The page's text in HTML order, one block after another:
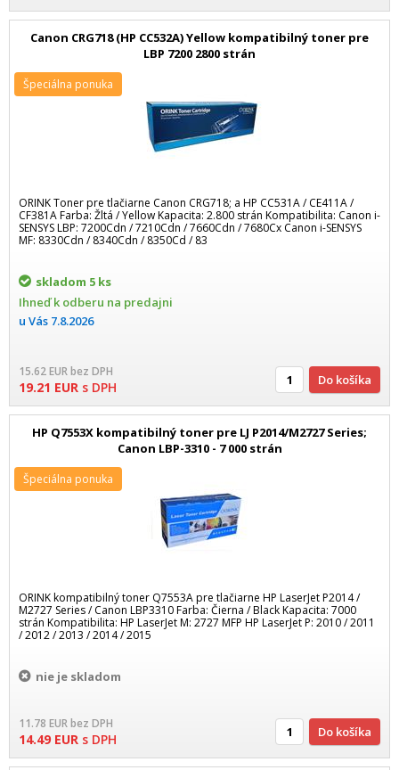
Canon CRG718 (HP CC532A) Yellow kompatibilný toner pre
LBP 7200 2800 strán
ORINK Toner pre tlačiarne Canon CRG718; a HP CC531A / CE411A /
CF381A Farba: Žltá / Yellow Kapacita: 2.800 strán Kompatibilita: Canon i-
SENSYS LBP: 7200Cdn / 7210Cdn / 7660Cdn / 7680Cx Canon i-SENSYS
MF: 8330Cdn / 8340Cdn / 8350Cd / 83
skladom 5 ks
Ihneď k odberu na predajni
u Vás 7.8.2026
15.62EURbez DPH
19.21 EUR s DPH
Špeciálna ponuka
Do košíka
HP Q7553X kompatibilný toner pre LJ P2014/M2727 Series;
Canon LBP-3310 - 7 000 strán
ORINK kompatibilný toner Q7553A pre tlačiarne HP LaserJet P2014 /
M2727 Series / Canon LBP3310 Farba: Čierna / Black Kapacita: 7000
strán Kompatibilita: HP LaserJet M: 2727 MFP HP LaserJet P: 2010 / 2011
/ 2012 / 2013 / 2014 / 2015
nie je skladom
11.78 EURbez DPH
14.49 EUR s DPH
Špeciálna ponuka
Do košíka